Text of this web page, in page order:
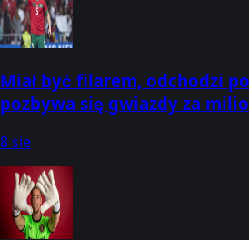
Miał być filarem, odchodzi
pozbywa się gwiazdy za
8 sie